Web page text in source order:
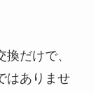
だけで、
はありませ